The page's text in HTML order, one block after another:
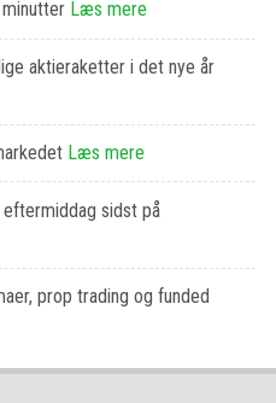
Læs mere
aktieraketter i det nye år
Læs mere
sidst på
prop trading og funded